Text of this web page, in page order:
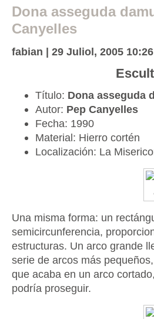
Dona asseguda
Canyelles
fabian | 29 Juliol, 2005 10:26
Título: Dona asseguda
Autor: Pep Canyelles
Fecha: 1990
Material: Hierro cortén
Localización: La
Una misma forma: un
semicircunferencia,
estructuras. Un arco grande
serie de arcos más
que acaba en un arco
podría proseguir.